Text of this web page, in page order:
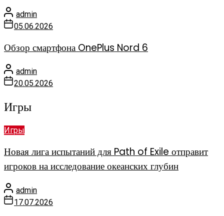
admin
05.06.2026
Обзор смартфона OnePlus Nord 6
admin
20.05.2026
Игры
Игры
Новая лига испытаний для Path of Exile отправит
игроков на исследование океанских глубин
admin
17.07.2026